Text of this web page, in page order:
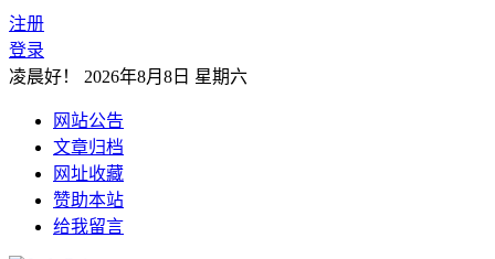
注册
登录
凌晨好！ 2026年8月8日 星期六
网站公告
文章归档
网址收藏
赞助本站
给我留言